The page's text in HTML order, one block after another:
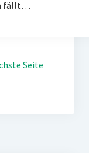
fällt…
Seite